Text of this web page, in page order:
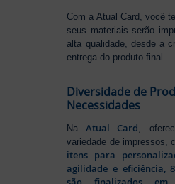
Com a Atual Card, você
seus materiais serão
alta qualidade, desde a
entrega do produto final.
Diversidade de
Necessidades
NaAtual Card,
variedade de impressos,
itens para
agilidade e eficiência,